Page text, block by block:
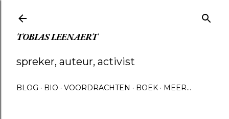
TOBIAS LEENAERT
spreker, auteur, activist
BLOG BIO VOORDRACHTEN BOEK MEER…